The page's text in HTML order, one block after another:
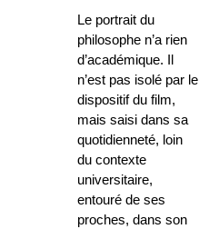
Le portrait du
philosophe n’a rien
d’académique. Il
n’est pas isolé par le
dispositif du film,
mais saisi dans sa
quotidienneté, loin
du contexte
universitaire,
entouré de ses
proches, dans son